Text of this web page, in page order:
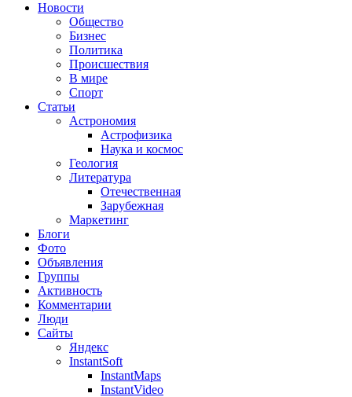
Новости
Общество
Бизнес
Политика
Происшествия
В мире
Спорт
Статьи
Астрономия
Астрофизика
Наука и космос
Геология
Литература
Отечественная
Зарубежная
Маркетинг
Блоги
Фото
Объявления
Группы
Активность
Комментарии
Люди
Сайты
Яндекс
InstantSoft
InstantMaps
InstantVideo